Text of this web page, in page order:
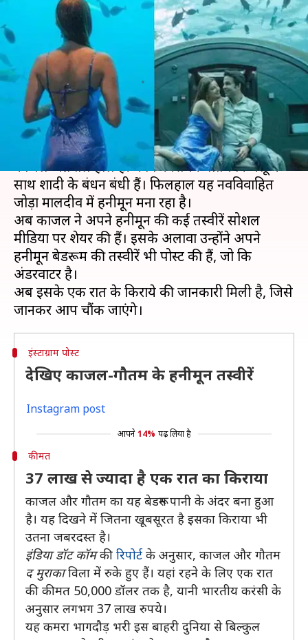
काजल अग्रवाल ने दिखाई हनीमून रूम
की तस्वीरें, 37 लाख रुपये है एक रात
का किराया
लेखन भावना साहनी Nov 13, 2020 11:46 am
क्या है खबर?
बॉलीवुड और दक्षिण भारतीय फिल्मों की मशहूर अदाकारा
काजल अग्रवाल हाल ही में बिजनेसमैन गौतम किचलू के
साथ शादी के बंधन बंधी हैं। फिलहाल यह नवविवाहित
जोड़ा मालदीव में हनीमून मना रहा है।
अब काजल ने अपने हनीमून की कई तस्वीरें सोशल
मीडिया पर शेयर की हैं। इसके अलावा उन्होंने अपने
हनीमून बेडरूम की तस्वीरें भी पोस्ट की हैं, जो कि
अंडरवाटर है।
अब इसके एक रात के किराये की जानकारी मिली है, जिसे
इंस्टाग्राम पोस्ट
देखिए काजल-गौतम के हनीमून तस्वीरें
Instagram post
आपने 14% पढ़ लिया है
कीमत
37 लाख से ज्यादा है एक रात का किराया
काजल और गौतम का यह बेडरूम पानी के अंदर बना हुआ
है। यह दिखने में जितना खूबसूरत है इसका किराया भी
उतना जबरदस्त है।
इंडिया डॉट कॉमकी रिपोर्ट के अनुसार, काजल और गौतम
द मुराकाविला में रुके हुए हैं। यहां रहने के लिए एक रात
की कीमत 50,000 डॉलर तक है, यानी भारतीय करंसी के
अनुसार लगभग 37 लाख रुपये।
यह कमरा भागदौड़ भरी इस बाहरी दुनिया से बिल्कुल